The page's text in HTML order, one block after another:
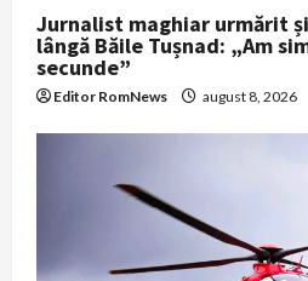
Jurnalist maghiar urmărit
lângă Băile Tușnad: „Am
secunde”
Editor RomNews august 8, 2026